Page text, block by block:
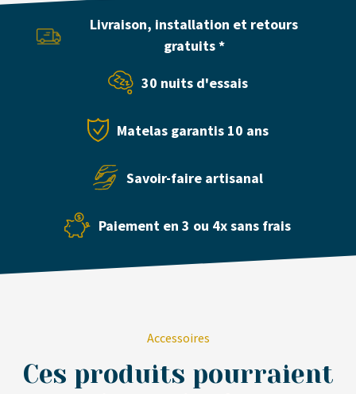
Visco
60x40cm
Livraison, installation et retours
gratuits *
30 nuits d'essais
Matelas garantis 10 ans
Savoir-faire artisanal
Paiement en 3 ou 4x sans frais
Accessoires
Ces produits pourraient